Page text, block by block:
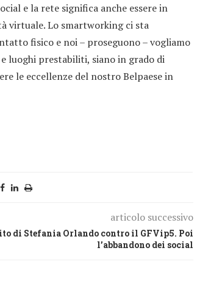
e la rete significa anche essere in
virtuale. Lo smartworking ci sta
fisico e noi – proseguono – vogliamo
luoghi prestabiliti, siano in grado di
le eccellenze del nostro Belpaese in
articolo successivo
di Stefania Orlando contro il GFVip5. Poi
l’abbandono dei social